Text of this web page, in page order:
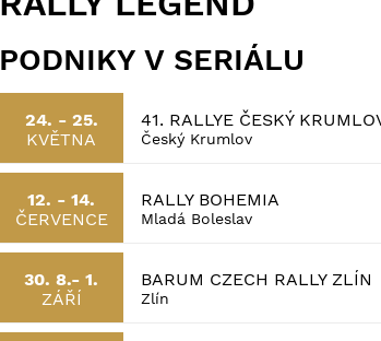
PODNIKY V SERIÁLU
24. - 25.
KVĚTNA
41. RALLYE ČESKÝ
Český Krumlov
12. - 14.
ČERVENCE
RALLY BOHEMIA
Mladá Boleslav
30. 8.- 1.
ZÁŘÍ
BARUM CZECH RALLY ZLÍN
Zlín